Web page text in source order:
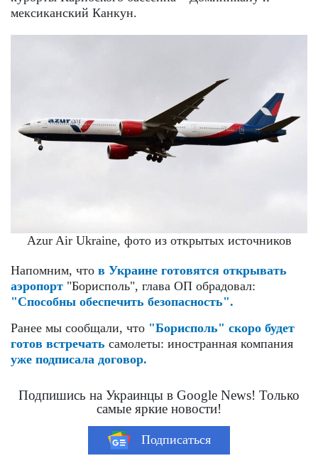
мексиканский Канкун.
Azur Air Ukraine, фото из открытых источников
Напомним, что в Украине готовятся открывать
аэропорт "Борисполь", глава ОП обрадовал:
"Способны обеспечить безопасность".
Ранее мы сообщали, что "Борисполь" скоро будет
готов встречать самолеты: иностранная компания
уже подписала договор.
Подпишись на Украинцы в Google News! Только
самые яркие новости!
Подписаться